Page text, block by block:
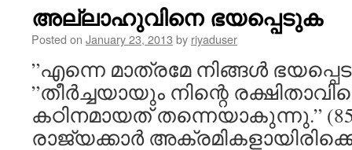
അല്ലാഹുവിനെ ഭയപ്പെടുക
Posted on January 23, 2013 by riyaduser
”എന്നെ മാത്രമേ നിങ്ങൾ
”തീർച്ചയായും നിന്റെ
കഠിനമായത് തന്നെയാകുന്നു.” (85/
രാജ്യക്കാർ